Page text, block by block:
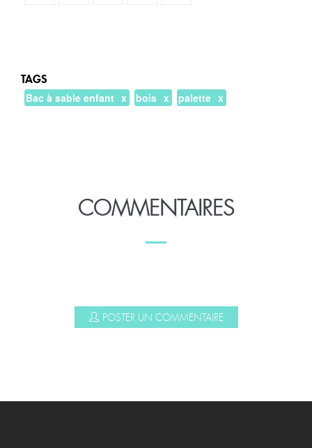
TAGS
Bac à sable enfant bois palette
COMMENTAIRES
POSTER UN COMMENTAIRE